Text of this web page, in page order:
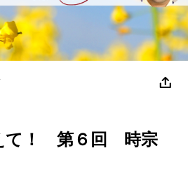
て！ 第６回 時宗